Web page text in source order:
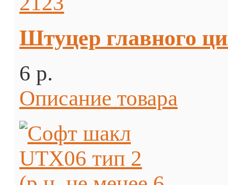
Штуцер главного
6 p.
Описание товара